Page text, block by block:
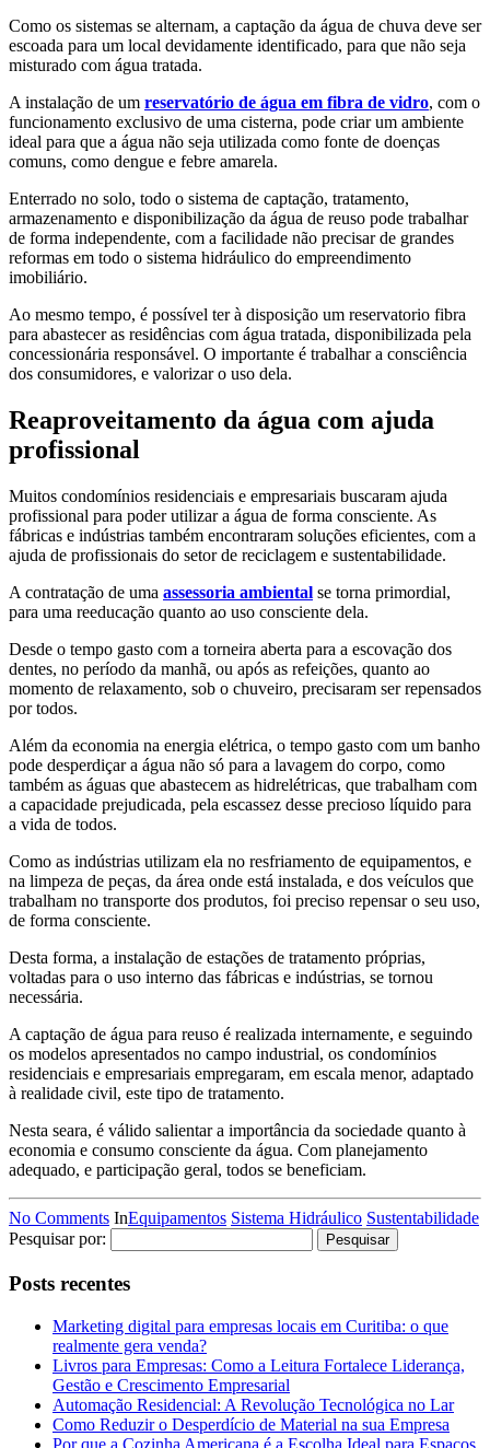
Como os sistemas se alternam, a captação da água de chuva deve ser
escoada para um local devidamente identificado, para que não seja
misturado com água tratada.
A instalação de um reservatório de água em fibra de vidro, com o
funcionamento exclusivo de uma cisterna, pode criar um ambiente
ideal para que a água não seja utilizada como fonte de doenças
comuns, como dengue e febre amarela.
Enterrado no solo, todo o sistema de captação, tratamento,
armazenamento e disponibilização da água de reuso pode trabalhar
de forma independente, com a facilidade não precisar de grandes
reformas em todo o sistema hidráulico do empreendimento
imobiliário.
Ao mesmo tempo, é possível ter à disposição um reservatorio fibra
para abastecer as residências com água tratada, disponibilizada pela
concessionária responsável. O importante é trabalhar a consciência
dos consumidores, e valorizar o uso dela.
Reaproveitamento da água com ajuda
profissional
Muitos condomínios residenciais e empresariais buscaram ajuda
profissional para poder utilizar a água de forma consciente. As
fábricas e indústrias também encontraram soluções eficientes, com a
ajuda de profissionais do setor de reciclagem e sustentabilidade.
A contratação de uma assessoria ambiental se torna primordial,
para uma reeducação quanto ao uso consciente dela.
Desde o tempo gasto com a torneira aberta para a escovação dos
dentes, no período da manhã, ou após as refeições, quanto ao
momento de relaxamento, sob o chuveiro, precisaram ser repensados
por todos.
Além da economia na energia elétrica, o tempo gasto com um banho
pode desperdiçar a água não só para a lavagem do corpo, como
também as águas que abastecem as hidrelétricas, que trabalham com
a capacidade prejudicada, pela escassez desse precioso líquido para
a vida de todos.
Como as indústrias utilizam ela no resfriamento de equipamentos, e
na limpeza de peças, da área onde está instalada, e dos veículos que
trabalham no transporte dos produtos, foi preciso repensar o seu uso,
de forma consciente.
Desta forma, a instalação de estações de tratamento próprias,
voltadas para o uso interno das fábricas e indústrias, se tornou
necessária.
A captação de água para reuso é realizada internamente, e seguindo
os modelos apresentados no campo industrial, os condomínios
residenciais e empresariais empregaram, em escala menor, adaptado
à realidade civil, este tipo de tratamento.
Nesta seara, é válido salientar a importância da sociedade quanto à
economia e consumo consciente da água. Com planejamento
adequado, e participação geral, todos se beneficiam.
No Comments InEquipamentos Sistema Hidráulico Sustentabilidade
Pesquisar por:
Posts recentes
Marketing digital para empresas locais em Curitiba: o que
realmente gera venda?
Livros para Empresas: Como a Leitura Fortalece Liderança,
Gestão e Crescimento Empresarial
Automação Residencial: A Revolução Tecnológica no Lar
Como Reduzir o Desperdício de Material na sua Empresa
Por que a Cozinha Americana é a Escolha Ideal para Espaços